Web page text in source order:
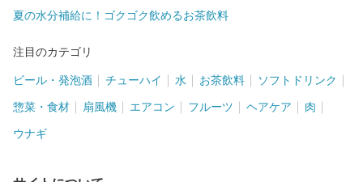
夏の水分補給に！ゴクゴク飲めるお茶飲料
注目のカテゴリ
ビール・発泡酒 チューハイ 水 お茶飲料 ソフトドリンク
惣菜・食材 扇風機 エアコン フルーツ ヘアケア 肉
ウナギ